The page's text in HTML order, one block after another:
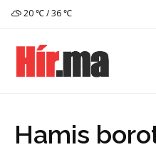
20 ℃ / 36 ℃
Hamis